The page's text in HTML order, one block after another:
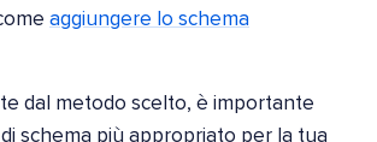
aggiungere lo schema
dal metodo scelto, è importante
schema più appropriato per la tua